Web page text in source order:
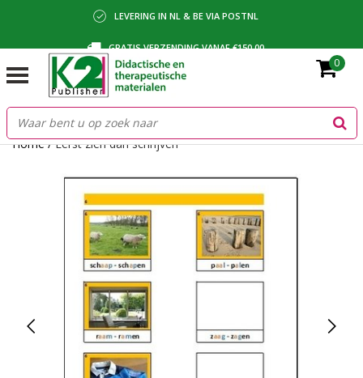
LEVERING IN NL & BE VIA POSTNL
GRATIS VERZENDING VANAF €150,00
BETALING VIA IDEAL, BANCONTACT OF FACTUUR
0
Home/Eerst zien dan schrijven